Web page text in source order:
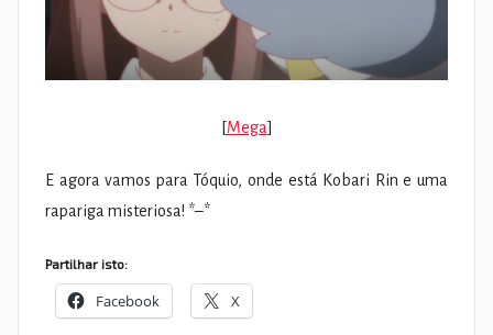
[Mega]
E agora vamos para Tóquio, onde está Kobari Rin e uma
rapariga misteriosa! *–*
Partilhar isto:
Facebook X